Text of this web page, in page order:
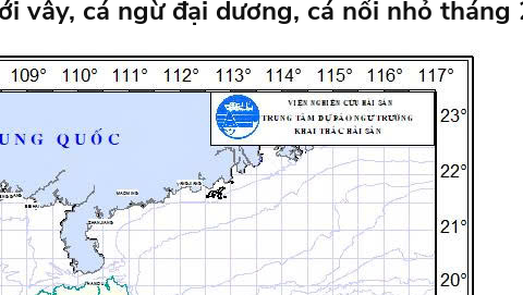
vây, cá ngừ đại dương, cá nối nhỏ tháng